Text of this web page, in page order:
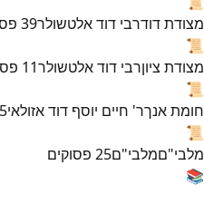
מצודת דודרבי דוד אלטשולר39
📜
מצודת ציוןרבי דוד אלטשולר11
📜
חומת אנךר' חיים יוסף דוד אזולאי5
📜
מלבי"םמלבי"ם25 פסוקים
📚